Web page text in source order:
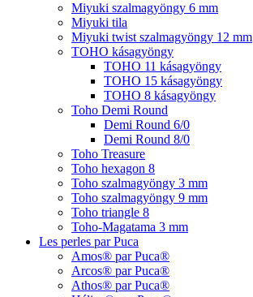
Miyuki szalmagyöngy 6 mm
Miyuki tila
Miyuki twist szalmagyöngy 12 mm
TOHO kásagyöngy
TOHO 11 kásagyöngy
TOHO 15 kásagyöngy
TOHO 8 kásagyöngy
Toho Demi Round
Demi Round 6/0
Demi Round 8/0
Toho Treasure
Toho hexagon 8
Toho szalmagyöngy 3 mm
Toho szalmagyöngy 9 mm
Toho triangle 8
Toho-Magatama 3 mm
Les perles par Puca
Amos® par Puca®
Arcos® par Puca®
Athos® par Puca®